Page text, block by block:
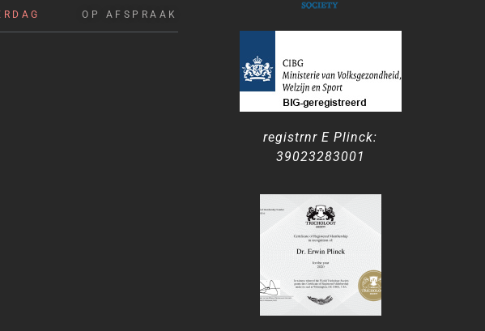
OP AFSPRAAK
registrnr E Plinck:
39023283001